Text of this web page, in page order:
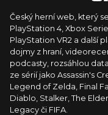
Český herní web, který
PlayStation 4, Xbox
PlayStation VR2 a další
dojmy z hraní,
podcasty, rozsáhlou
ze sérií jako Assassin's
Legend of Zelda, Final
Diablo, Stalker, The
Legacy či FIFA.